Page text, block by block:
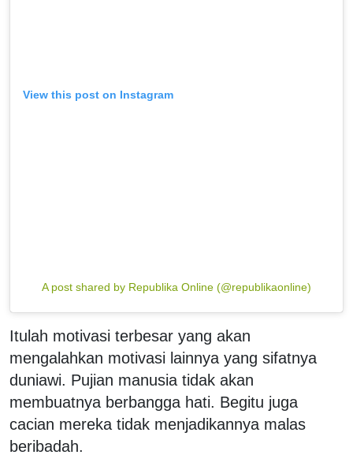
View this post on Instagram
A post shared by Republika Online (@republikaonline)
Itulah motivasi terbesar yang akan
mengalahkan motivasi lainnya yang sifatnya
duniawi. Pujian manusia tidak akan
membuatnya berbangga hati. Begitu juga
cacian mereka tidak menjadikannya malas
beribadah.